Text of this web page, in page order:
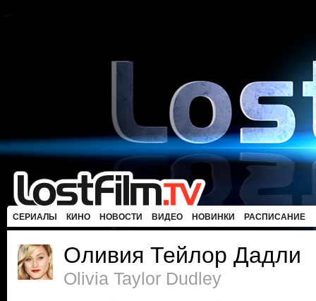
СЕРИАЛЫ КИНО НОВОСТИ ВИДЕО НОВИНКИ РАСПИСАНИЕ
Оливия Тейлор Дадли
Olivia Taylor Dudley